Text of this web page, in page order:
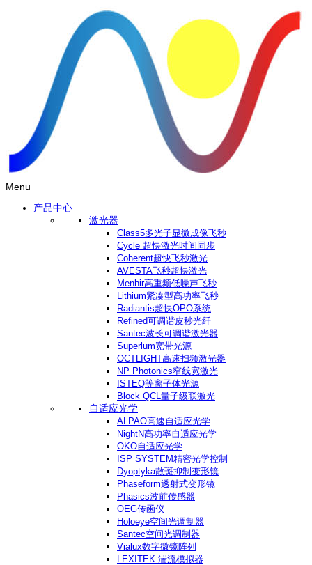
Menu
产品中心
激光器
Class5多光子显微成像飞秒
Cycle 超快激光时间同步
Coherent超快飞秒激光
AVESTA飞秒超快激光
Menhir高重频低噪声飞秒
Lithium紧凑型高功率飞秒
Radiantis超快OPO系统
Refined可调谐皮秒光纤
Santec波长可调谐激光器
Superlum宽带光源
OCTLIGHT高速扫频激光器
NP Photonics窄线宽激光
ISTEQ等离子体光源
Block QCL量子级联激光
自适应光学
ALPAO高速自适应光学
NightN高功率自适应光学
OKO自适应光学
ISP SYSTEM精密光学控制
Dyoptyka散斑抑制变形镜
Phaseform透射式变形镜
Phasics波前传感器
OEG传函仪
Holoeye空间光调制器
Santec空间光调制器
Vialux数字微镜阵列
LEXITEK 湍流模拟器